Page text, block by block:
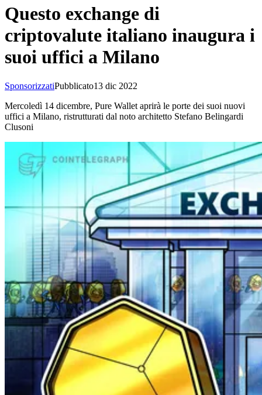
Questo exchange di
criptovalute italiano inaugura i
suoi uffici a Milano
SponsorizzatiPubblicato13 dic 2022
Mercoledì 14 dicembre, Pure Wallet aprirà le porte dei suoi nuovi
uffici a Milano, ristrutturati dal noto architetto Stefano Belingardi
Clusoni